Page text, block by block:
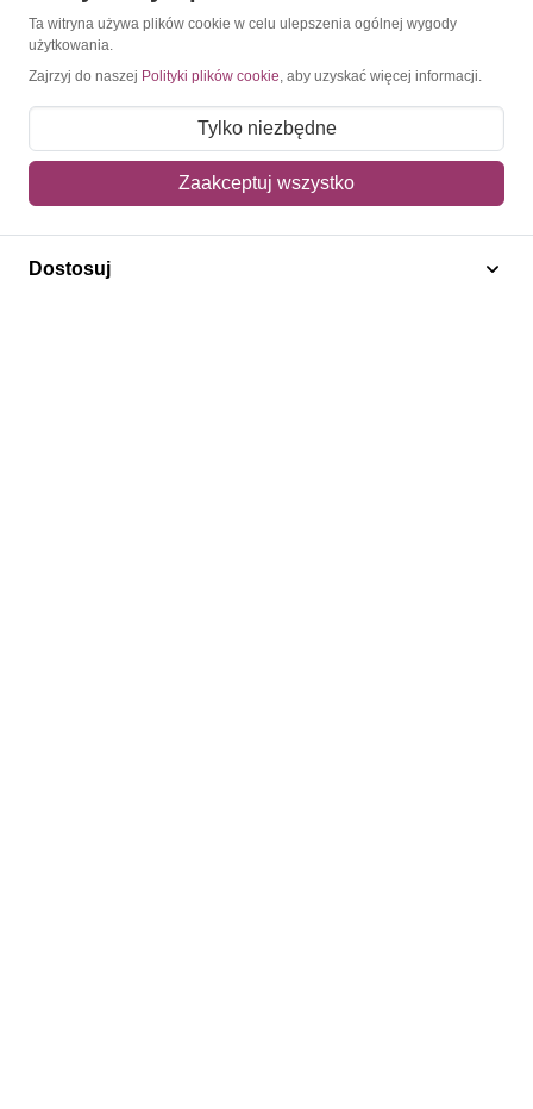
O Znaczkopol.pl
O nas
Regulamin
Mapa strony
Ta witryna używa plików cookie w celu ulepszenia ogólnej wygody
użytkowania.
Zajrzyj do naszej Polityki plików cookie, aby uzyskać więcej informacji.
Tylko niezbędne
Zaakceptuj wszystko
Dostosuj